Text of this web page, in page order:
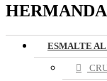
ESMALTE